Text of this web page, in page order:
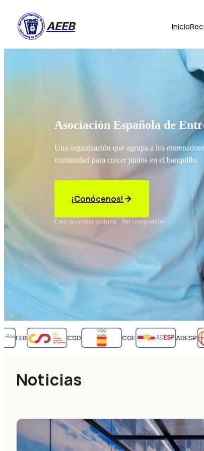
AEEB Inicio
Asociación Española de
Una organización que agrupa a los
comunidad para crecer juntos en el banquillo.
¡Conócenos!
Crea tu cuenta gratuita · Sin compromiso
FEB CSD COE ADESP
Noticias